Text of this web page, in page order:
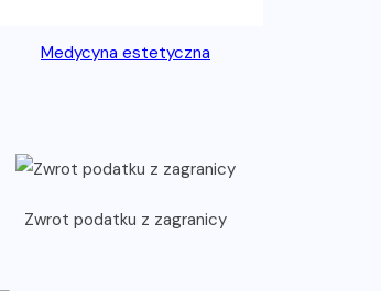
Medycyna estetyczna
Zwrot podatku z zagranicy